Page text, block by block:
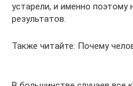
устарели, и именно
результатов.
Также читайте: Почему